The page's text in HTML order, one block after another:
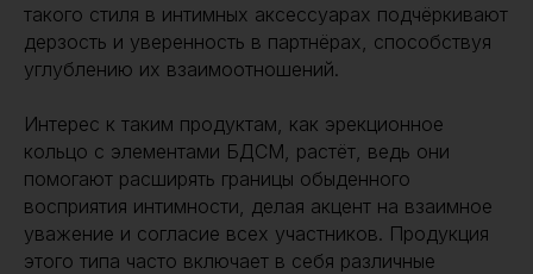
такого стиля в интимных аксессуарах подчёркивают
дерзость и уверенность в партнёрах, способствуя
углублению их взаимоотношений.
Интерес к таким продуктам, как эрекционное
кольцо с элементами БДСМ, растёт, ведь они
помогают расширять границы обыденного
восприятия интимности, делая акцент на взаимное
уважение и согласие всех участников. Продукция
этого типа часто включает в себя различные